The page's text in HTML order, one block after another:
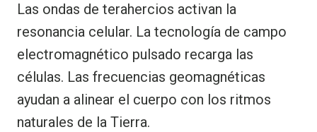
Las ondas de terahercios activan la
resonancia celular. La tecnología de campo
electromagnético pulsado recarga las
células. Las frecuencias geomagnéticas
ayudan a alinear el cuerpo con los ritmos
naturales de la Tierra.